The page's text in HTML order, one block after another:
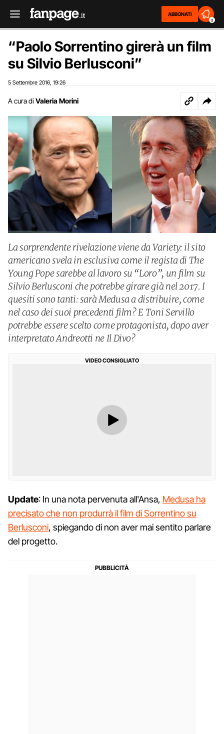
ABBONATI
2
“Paolo Sorrentino girerà un film
su Silvio Berlusconi”
5 Settembre 2016 19:26
A cura di Valeria Morini
La sorprendente rivelazione viene da Variety: il sito
americano svela in esclusiva come il regista di The
Young Pope sarebbe al lavoro su “Loro”, un film su
Silvio Berlusconi che potrebbe girare già nel 2017. I
quesiti sono tanti: sarà Medusa a distribuire, come
nel caso dei suoi precedenti film? E Toni Servillo
potrebbe essere scelto come protagonista, dopo aver
interpretato Andreotti ne Il Divo?
VIDEO CONSIGLIATO
Update: In una nota pervenuta all'Ansa, Medusa ha
precisato che non produrrà il film di Sorrentino su
Berlusconi, spiegando di non aver mai sentito parlare
del progetto.